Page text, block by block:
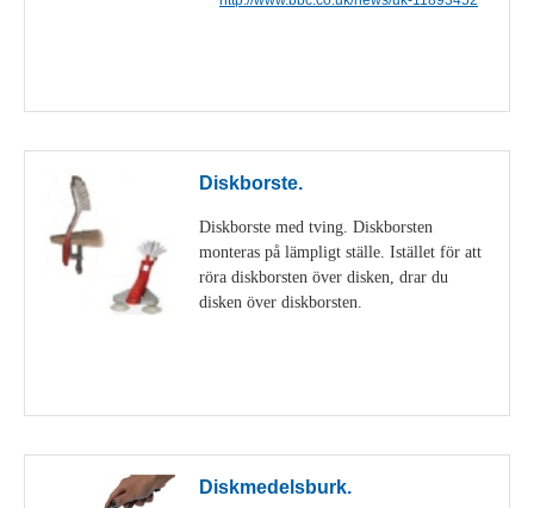
Diskborste.
Diskborste med tving. Diskborsten
monteras på lämpligt ställe. Istället för att
röra diskborsten över disken, drar du
disken över diskborsten.
Diskmedelsburk.